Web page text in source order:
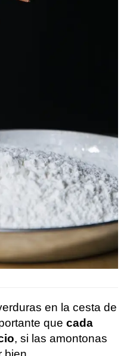
en la cesta de
que cada
, si las amontonas